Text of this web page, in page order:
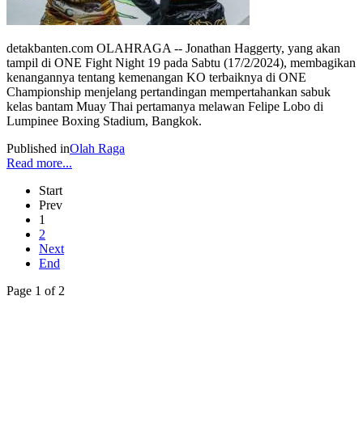
detakbanten.com OLAHRAGA -- Jonathan Haggerty, yang akan
tampil di ONE Fight Night 19 pada Sabtu (17/2/2024), membagikan
kenangannya tentang kemenangan KO terbaiknya di ONE
Championship menjelang pertandingan mempertahankan sabuk
kelas bantam Muay Thai pertamanya melawan Felipe Lobo di
Lumpinee Boxing Stadium, Bangkok.
Published inOlah Raga
Read more...
Start
Prev
1
2
Next
End
Page 1 of 2